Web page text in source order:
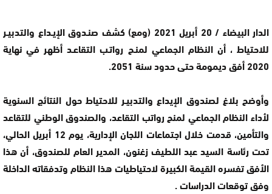
الدار البيضاء / 20 أبريل 2021 (ومع) كشف صنـدوق الإيـداع والتدبيـر
للاحتياط ، أن النظام الجماعي لمنـح رواتـب التقاعـد أظهر في نهاية
2020 أفق ديمومة حتى حدود سنة 2051.
وأوضح بلاغ لصندوق الإيداع والتدبيـر للاحتياط حول النتائج السنوية
لأداء النظام الجماعي لمنح رواتب التقاعد، والصندوق الوطني للتقاعد
والتأمين، قدمت خلال اجتماعات اللجان الإدارية، يوم 12 أبريل الحالي،
تحت رئاسة السيد عبد اللطيف زغنون، المدير العام للصندوق، أن هذا
الأفق تفسره القيمة الكبيرة لاحتياطيات هذا النظام وتدفقاته الداخلة
وفق توقعات الدراسات .